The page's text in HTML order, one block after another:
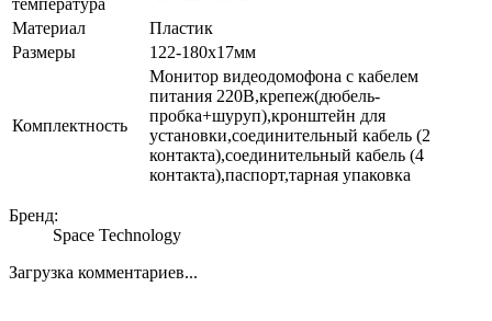
Материал
Пластик
Размеры
122-180х17мм
Комплектность
Монитор видеодомофона с кабелем
питания 220В,крепеж(дюбель-
пробка+шуруп),кронштейн для
установки,соединительный кабель (2
контакта),соединительный кабель (4
контакта),паспорт,тарная упаковка
Бренд:
Space Technology
Загрузка комментариев...